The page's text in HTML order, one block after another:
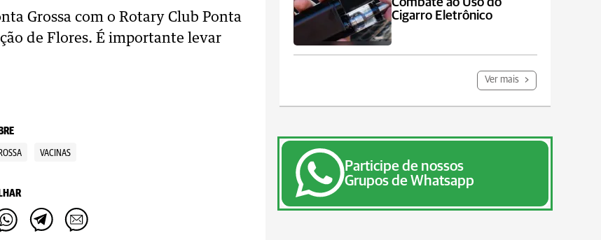
Grossa com o Rotary Club Ponta
de Flores. É importante levar
VACINAS
Cigarro Eletrônico
Ver mais
Participe de nossos
Grupos de Whatsapp